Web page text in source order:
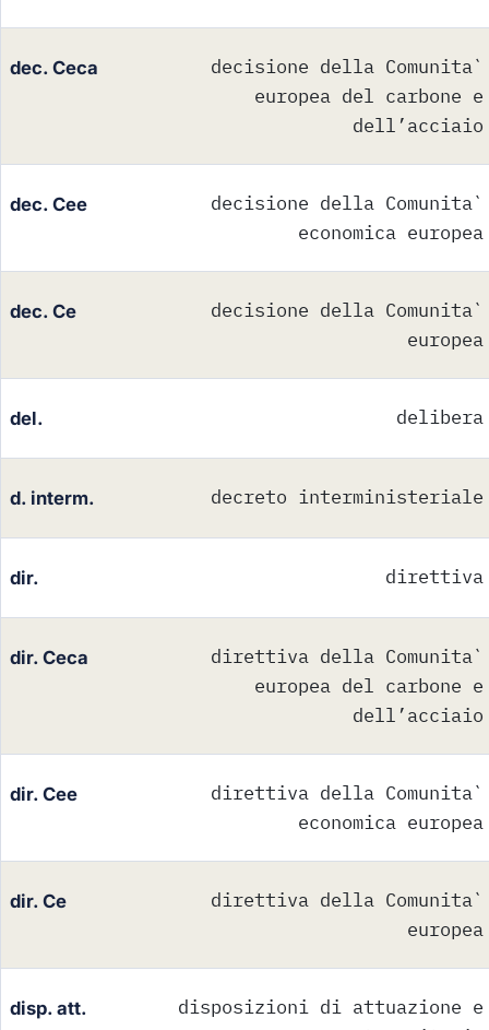
dec. Ceca
decisione della Comunita`
europea del carbone e
dell’acciaio
dec. Cee
decisione della Comunita`
economica europea
dec. Ce
decisione della Comunita`
europea
del. delibera
d. interm. decreto interministeriale
dir. direttiva
dir. Ceca
direttiva della Comunita`
europea del carbone e
dell’acciaio
dir. Cee
direttiva della Comunita`
economica europea
dir. Ce
direttiva della Comunita`
europea
disp. att.
disposizioni di attuazione e